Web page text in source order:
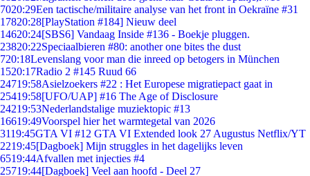
7020:29Een tactische/militaire analyse van het front in Oekraïne #31
17820:28[PlayStation #184] Nieuw deel
14620:24[SBS6] Vandaag Inside #136 - Boekje pluggen.
23820:22Speciaalbieren #80: another one bites the dust
720:18Levenslang voor man die inreed op betogers in München
1520:17Radio 2 #145 Ruud 66
24719:58Asielzoekers #22 : Het Europese migratiepact gaat in
25419:58[UFO/UAP] #16 The Age of Disclosure
24219:53Nederlandstalige muziektopic #13
16619:49Voorspel hier het warmtegetal van 2026
3119:45GTA VI #12 GTA VI Extended look 27 Augustus Netflix/YT
2219:45[Dagboek] Mijn struggles in het dagelijks leven
6519:44Afvallen met injecties #4
25719:44[Dagboek] Veel aan hoofd - Deel 27